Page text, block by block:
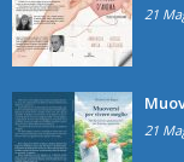
21
21